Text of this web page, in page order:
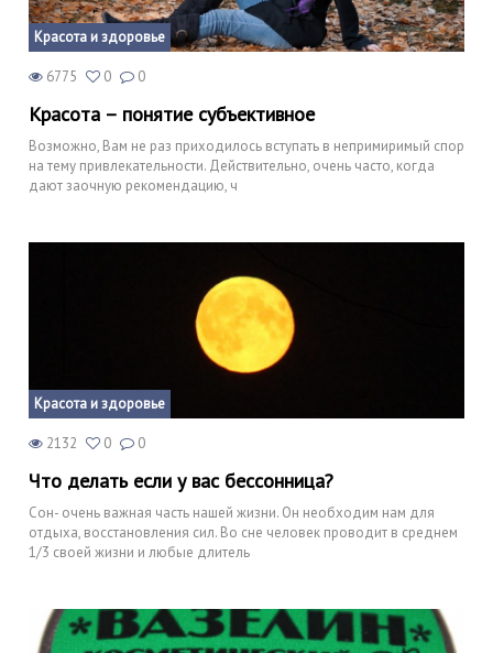
Красота и здоровье
6775 0 0
Красота – понятие субъективное
Возможно, Вам не раз приходилось вступать в непримиримый спор
на тему привлекательности. Действительно, очень часто, когда
дают заочную рекомендацию, ч
Красота и здоровье
2132 0 0
Что делать если у вас бессонница?
Сон- очень важная часть нашей жизни. Он необходим нам для
отдыха, восстановления сил. Во сне человек проводит в среднем
1/3 своей жизни и любые длитель